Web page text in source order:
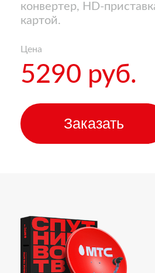
конвертер, HD-
картой.
Цена
5290 руб.
Заказать